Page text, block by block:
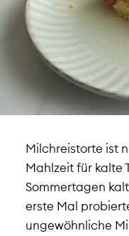
Milchreistorte ist
Mahlzeit für kalte
Sommertagen
erste Mal
ungewöhnliche